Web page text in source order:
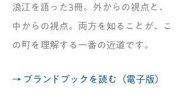
浪江を語った3冊。外からの視点と、
中からの視点。両方を知ることが、こ
の町を理解する一番の近道です。
→ ブランドブックを読む（電子版）